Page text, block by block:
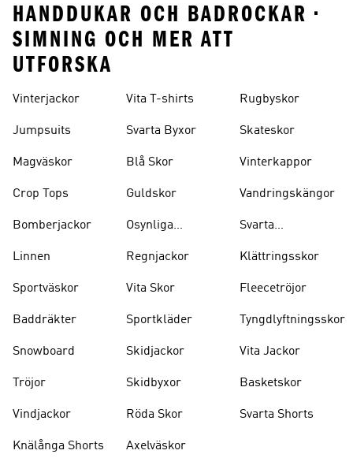
HANDDUKAR OCH BADROCKAR •
SIMNING OCH MER ATT
UTFORSKA
Vinterjackor
Jumpsuits
Magväskor
Crop Tops
Bomberjackor
Linnen
Sportväskor
Baddräkter
Snowboard
Tröjor
Vindjackor
Knälånga Shorts
Vita T-shirts
Svarta Byxor
Blå Skor
Guldskor
Osynliga
Regnjackor
Vita Skor
Sportkläder
Skidjackor
Skidbyxor
Röda Skor
Axelväskor
Rugbyskor
Skateskor
Vinterkappor
Vandringskängor
Svarta
Klättringsskor
Fleecetröjor
Tyngdlyftningsskor
Vita Jackor
Basketskor
Svarta Shorts